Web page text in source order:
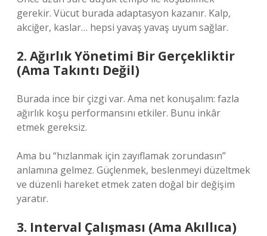
gerekir. Vücut burada adaptasyon kazanır. Kalp,
akciğer, kaslar… hepsi yavaş yavaş uyum sağlar.
2. Ağırlık Yönetimi Bir Gerçekliktir
(Ama Takıntı Değil)
Burada ince bir çizgi var. Ama net konuşalım: fazla
ağırlık koşu performansını etkiler. Bunu inkâr
etmek gereksiz.
Ama bu “hızlanmak için zayıflamak zorundasın”
anlamına gelmez. Güçlenmek, beslenmeyi düzeltmek
ve düzenli hareket etmek zaten doğal bir değişim
yaratır.
3. Interval Çalışması (Ama Akıllıca)